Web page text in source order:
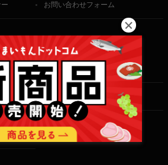
お問い合わせフォーム
ご利用規約
特定商取引法に基づく表記